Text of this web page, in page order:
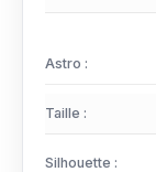
Astro :
Taille :
Silhouette :